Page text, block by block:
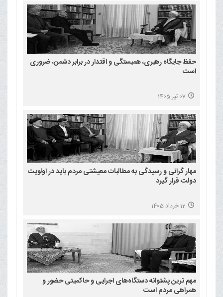
حفظ جایگاه رهبری، همبستگی و اقتدار در برابر دشمن، ضروری
است
07 تیر 1405
مهار گرانی و رسیدگی به مطالبات معیشتی مردم باید در اولویت
دولت قرار گیرد
12 خرداد 1405
مهم ترین پشتوانه دستگاه‌های اجرایی و حاکمیتی حضور و
همراهی مردم است